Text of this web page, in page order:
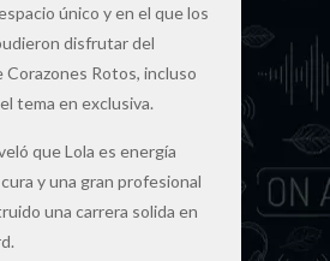
único y en el que los
disfrutar del
Corazones Rotos, incluso
tema en exclusiva.
que Lola es energía
y una gran profesional
una carrera solida en